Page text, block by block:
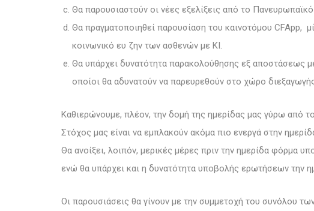
Θα παρουσιαστούν οι νέες εξελίξεις από το
Θα πραγματοποιηθεί παρουσίαση του καινοτόμου CFApp,
κοινωνικό ευ ζην των ασθενών με ΚΙ.
Θα υπάρχει δυνατότητα παρακολούθησης εξ αποστάσεως
οποίοι θα αδυνατούν να παρευρεθούν στο χώρο
Καθιερώνουμε, πλέον, την δομή της ημερίδας μας γύρω από
Στόχος μας είναι να εμπλακούν ακόμα πιο ενεργά στην
Θα ανοίξει, λοιπόν, μερικές μέρες πριν την ημερίδα φόρμα
ενώ θα υπάρχει και η δυνατότητα υποβολής ερωτήσεων την
Οι παρουσιάσεις θα γίνουν με την συμμετοχή του συνόλου